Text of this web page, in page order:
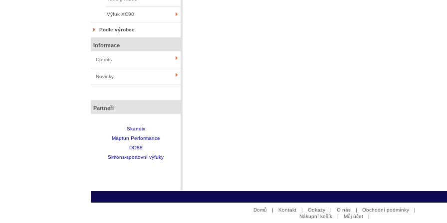
Výfuk XC90
Podle výrobce
Informace
Credits
Novinky
Partneři
Skandix
Maptun Performance
DO88
Simons-sportovní výfuky
Domů | Kontakt | Odkazy | O nás | Obchodní podmínky
|
Nákupní košík
| Můj účet |